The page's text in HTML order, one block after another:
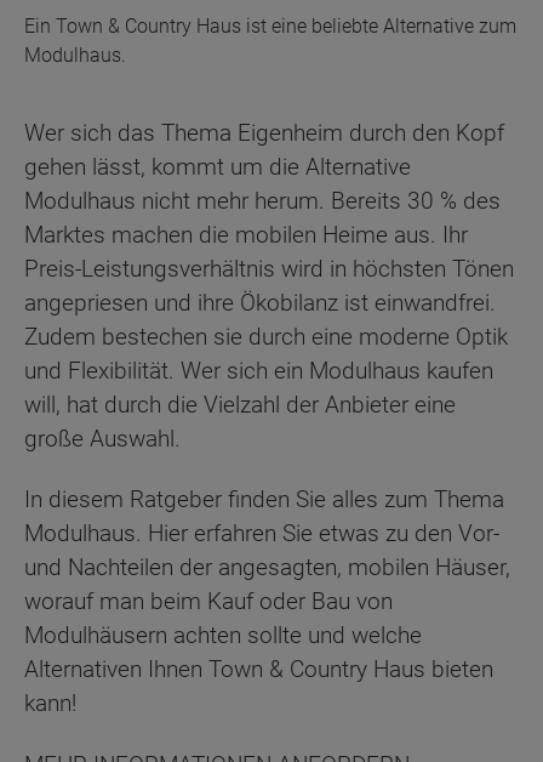
Ein Town & Country Haus ist eine beliebte Alternative zum
Modulhaus.
Wer sich das Thema Eigenheim durch den Kopf
gehen lässt, kommt um die Alternative
Modulhaus nicht mehr herum. Bereits 30 % des
Marktes machen die mobilen Heime aus. Ihr
Preis-Leistungsverhältnis wird in höchsten Tönen
angepriesen und ihre Ökobilanz ist einwandfrei.
Zudem bestechen sie durch eine moderne Optik
und Flexibilität. Wer sich ein Modulhaus kaufen
will, hat durch die Vielzahl der Anbieter eine
große Auswahl.
In diesem Ratgeber finden Sie alles zum Thema
Modulhaus. Hier erfahren Sie etwas zu den Vor-
und Nachteilen der angesagten, mobilen Häuser,
worauf man beim Kauf oder Bau von
Modulhäusern achten sollte und welche
Alternativen Ihnen Town & Country Haus bieten
kann!